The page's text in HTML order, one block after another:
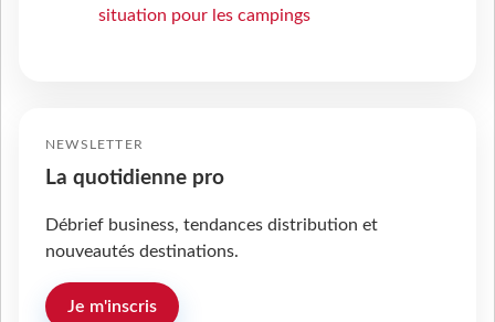
situation pour les campings
NEWSLETTER
La quotidienne pro
Débrief business, tendances distribution et
nouveautés destinations.
Je m'inscris